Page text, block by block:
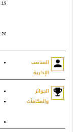
person
المناصب
الإدارية
emoji_events
الجوائز
والمكافآت